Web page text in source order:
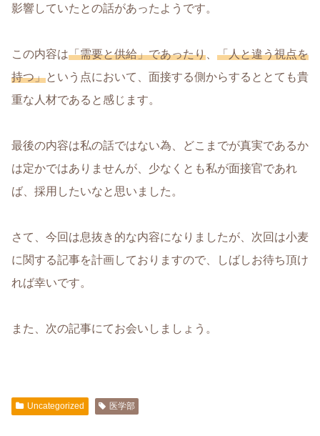
影響していたとの話があったようです。
この内容は「需要と供給」であったり
「人と違う視点を
持つ」という点において、面接する側からするととても貴
重な人材であると感じます。
最後の内容は私の話ではない為、どこまでが真実であるか
は定かではありませんが、少なくとも私が面接官であれ
ば、採用したいなと思いました。
さて、今回は息抜き的な内容になりましたが、次回は小麦
に関する記事を計画しておりますので、しばしお待ち頂け
れば幸いです。
また、次の記事にてお会いしましょう。
Uncategorized 医学部